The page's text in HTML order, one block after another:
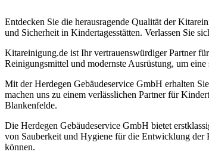
Entdecken Sie die herausragende Qualität der
und Sicherheit in Kindertagesstätten. Verlassen Sie
Kitareinigung.de ist Ihr vertrauenswürdiger Partner
Reinigungsmittel und modernste Ausrüstung, um
Mit der Herdegen Gebäudeservice GmbH erhalten
machen uns zu einem verlässlichen Partner für
Blankenfelde.
Die Herdegen Gebäudeservice GmbH bietet
von Sauberkeit und Hygiene für die Entwicklung der
können.